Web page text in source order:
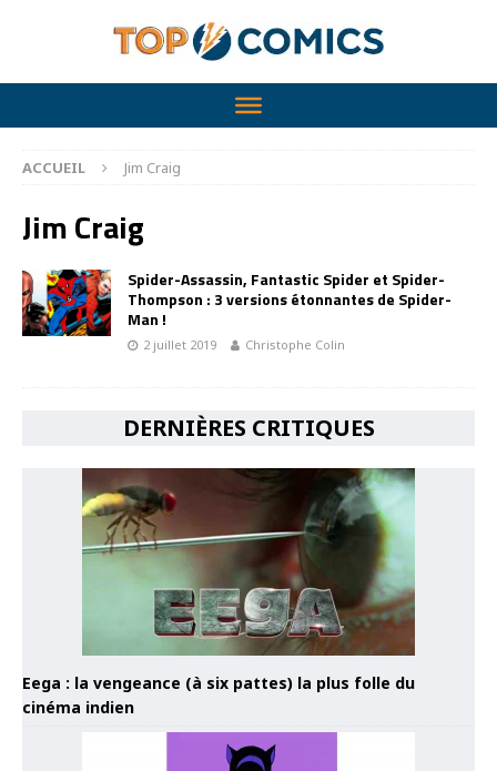
ACCUEIL Jim Craig
Jim Craig
Spider-Assassin, Fantastic Spider et Spider-
Thompson : 3 versions étonnantes de Spider-
Man !
2 juillet 2019 Christophe Colin
DERNIÈRES CRITIQUES
Eega : la vengeance (à six pattes) la plus folle du
cinéma indien